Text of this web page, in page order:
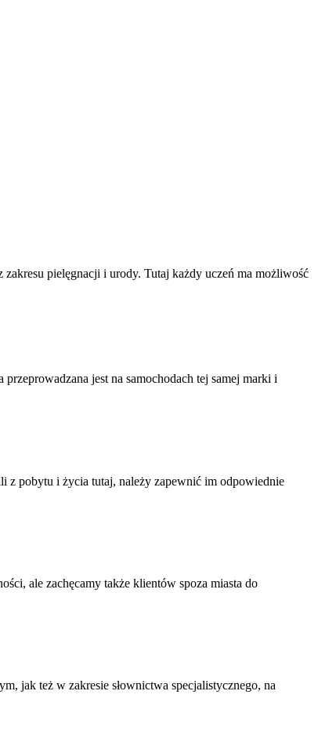
pielęgnacji i urody. Tutaj każdy uczeń ma możliwość
jest na samochodach tej samej marki i
z pobytu i życia tutaj, należy zapewnić im odpowiednie
ale zachęcamy także klientów spoza miasta do
jak też w zakresie słownictwa specjalistycznego, na